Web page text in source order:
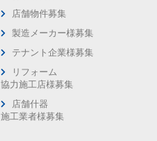
店舗物件募集
製造メーカー様募集
テナント企業様募集
リフォーム
協力施工店様募集
店舗什器
施工業者様募集